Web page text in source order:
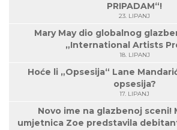
PRIPADAM“!
23. LIPANJ
Mary May dio globalnog
„International Artists
18. LIPANJ
Hoće li „Opsesija“ Lane
opsesija?
17. LIPANJ
Novo ime na glazbenoj sceni!
umjetnica Zoe predstavila